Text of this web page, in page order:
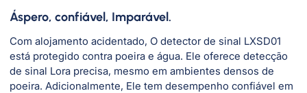
Áspero, confiável, Imparável.
Com alojamento acidentado, O detector de sinal LXSD01
está protegido contra poeira e água. Ele oferece detecção
de sinal Lora precisa, mesmo em ambientes densos de
poeira. Adicionalmente, Ele tem desempenho confiável em